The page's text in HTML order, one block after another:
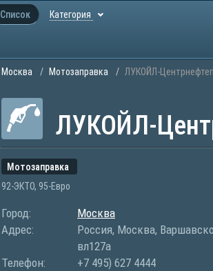
Список Категория
Москва Мотозаправка ЛУКОЙЛ-
ЛУКОЙЛ-
Мотозаправка
92-ЭКТО, 95-Евро
Город:
Москва
Адрес:
Россия, Москва,
вл127а
Телефон:
+7 495) 627 4444